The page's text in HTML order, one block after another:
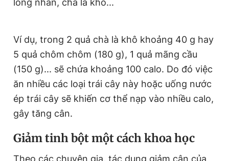
long nhãn, chà là khô...
Ví dụ, trong 2 quả chà là khô khoảng 40 g hay
5 quả chôm chôm (180 g), 1 quả mãng cầu
(150 g)... sẽ chứa khoảng 100 calo. Do đó việc
ăn nhiều các loại trái cây này hoặc uống nước
ép trái cây sẽ khiến cơ thể nạp vào nhiều calo,
gây tăng cân.
Giảm tinh bột một cách khoa học
Theo các chuyên gia, tác dụng giảm cân của